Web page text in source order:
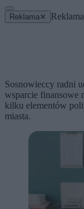
Reklama ✕ Reklama
Sosnowieccy radni
wsparcie finansowe
kilku elementów
miasta.